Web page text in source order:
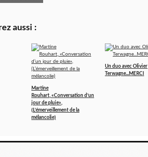
aussi :
Martine
Rouhart, «Conversation d’un
jour de pluie»,
(L’émerveillement de la
mélancolie)
Un duo avec Olivier
Terwagne...MERCI